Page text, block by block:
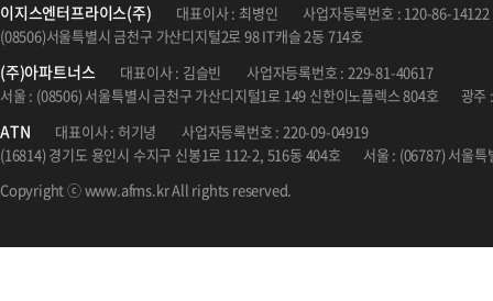
이지스엔터프라이스(주) 대표이사 : 최병인
사업자등록번호 : 120-86-14122
(08506)서울특별시 금천구 가산디지털2로 98 IT캐슬 2동 714호
(주)아파트너스 대표이사 : 김슬빈
사업자등록번호 : 229-81-40617
서울 : (08506) 서울특별시 금천구 가산디지털1로 149 신한이노플렉스 804호
광주
ATN 대표이사 : 허기녕
사업자등록번호 : 220-09-04919
(16814) 경기도 용인시 수지구 신봉1로 112-2, 516동 404호
서울 : (06787) 서울
Copyright ⓒ www.afms.kr All rights reserved.